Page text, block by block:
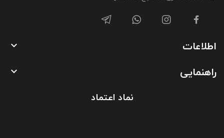
اطلاعات 
راهنمایی 
نماد اعتماد